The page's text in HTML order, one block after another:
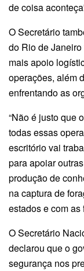
de coisa
O Secretário
do Rio de
mais apoio
operações, além
enfrentando as
“Não é justo que
todas essas
escritório vai
para apoiar
produção de
na captura de
estados e com as
O Secretário
declarou que o
segurança nos